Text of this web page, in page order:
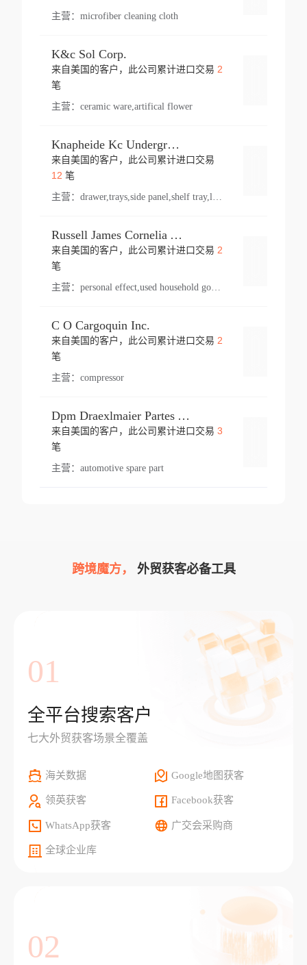
主营： microfiber cleaning cloth
K&c Sol Corp.
来自美国的客户，此公司累计进口交易 2
笔
主营： ceramic ware,artifical flower
Knapheide Kc Underground
来自美国的客户，此公司累计进口交易
12 笔
主营：
Russell James Cornelia Arlington Va
来自美国的客户，此公司累计进口交易 2
笔
主营： personal effect,used household goods
C O Cargoquin Inc.
来自美国的客户，此公司累计进口交易 2
笔
主营： compressor
Dpm Draexlmaier Partes Automotrices Corr Ind Huejotzingo
来自美国的客户，此公司累计进口交易 3
笔
主营： automotive spare part
跨境魔方， 外贸获客必备工具
01
全平台搜索客户
七大外贸获客场景全覆盖
海关数据 Google地图获客
领英获客 Facebook获客
WhatsApp获客 广交会采购商
全球企业库
02